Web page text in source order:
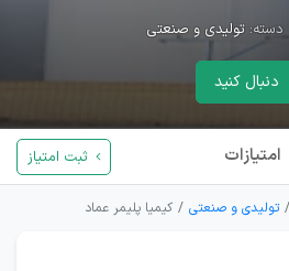
دسته:تولیدی و صنعتی
دنبال کنید
امتیازات ثبت امتیاز
تولیدی و صنعتی کیمیا پلیمر عماد